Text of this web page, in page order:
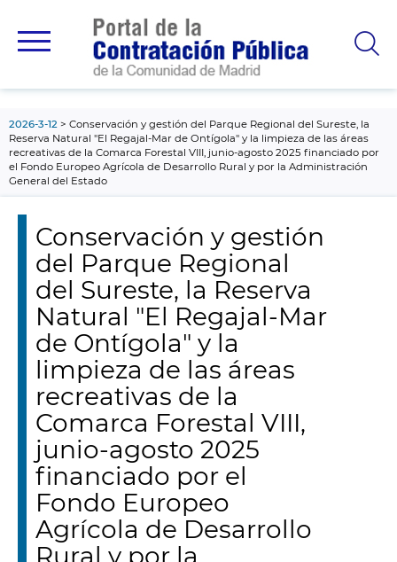
principal
2026-3-12
Conservación y gestión del Parque Regional del Sureste, la
Reserva Natural "El Regajal-Mar de Ontígola" y la limpieza de las áreas
recreativas de la Comarca Forestal VIII, junio-agosto 2025 financiado por
el Fondo Europeo Agrícola de Desarrollo Rural y por la Administración
General del Estado
Conservación y gestión
del Parque Regional
del Sureste, la Reserva
Natural "El Regajal-Mar
de Ontígola" y la
limpieza de las áreas
recreativas de la
Comarca Forestal VIII,
junio-agosto 2025
financiado por el
Fondo Europeo
Agrícola de Desarrollo
Rural y por la